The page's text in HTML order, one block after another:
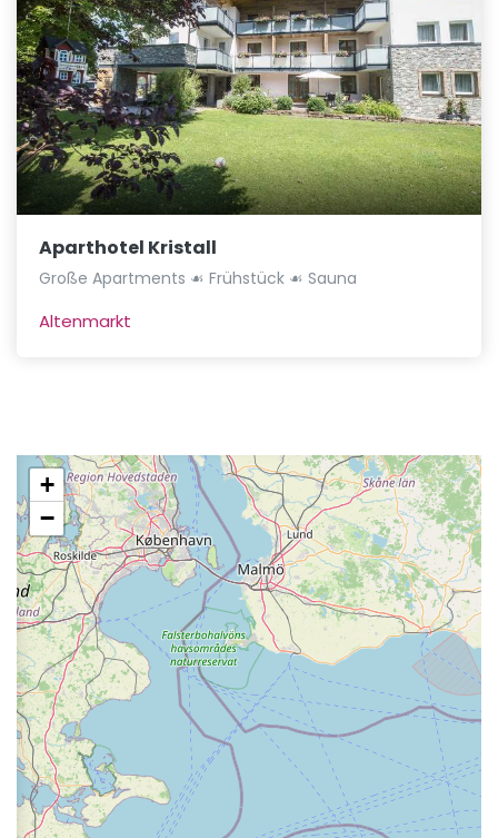
Aparthotel Kristall
Große Apartments ☙ Frühstück ☙ Sauna
Altenmarkt
+
−